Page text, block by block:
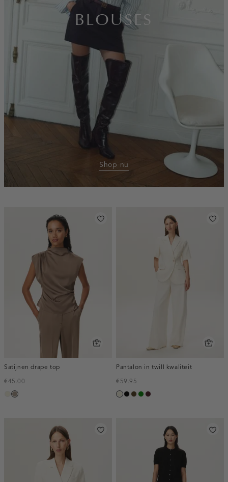
BLOUSES
Shop nu
Satijnen drape top
€45.00
ecru
taupe,
Pantalon in twill kwaliteit
€59.95
ecruzwart
toffee
groenpruim,